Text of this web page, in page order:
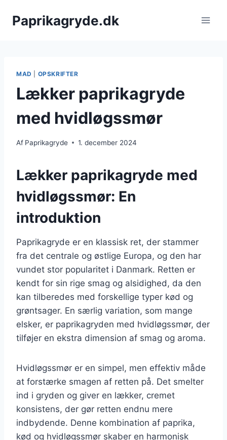
Paprikagryde.dk
MAD OPSKRIFTER
Lækker paprikagryde
med hvidløgssmør
Af Paprikagryde 1. december 2024
Lækker paprikagryde med
hvidløgssmør: En
introduktion
Paprikagryde er en klassisk ret, der stammer
fra det centrale og østlige Europa, og den har
vundet stor popularitet i Danmark. Retten er
kendt for sin rige smag og alsidighed, da den
kan tilberedes med forskellige typer kød og
grøntsager. En særlig variation, som mange
elsker, er paprikagryden med hvidløgssmør, der
tilføjer en ekstra dimension af smag og aroma.
Hvidløgssmør er en simpel, men effektiv måde
at forstærke smagen af retten på. Det smelter
ind i gryden og giver en lækker, cremet
konsistens, der gør retten endnu mere
indbydende. Denne kombination af paprika,
kød og hvidløgssmør skaber en harmonisk